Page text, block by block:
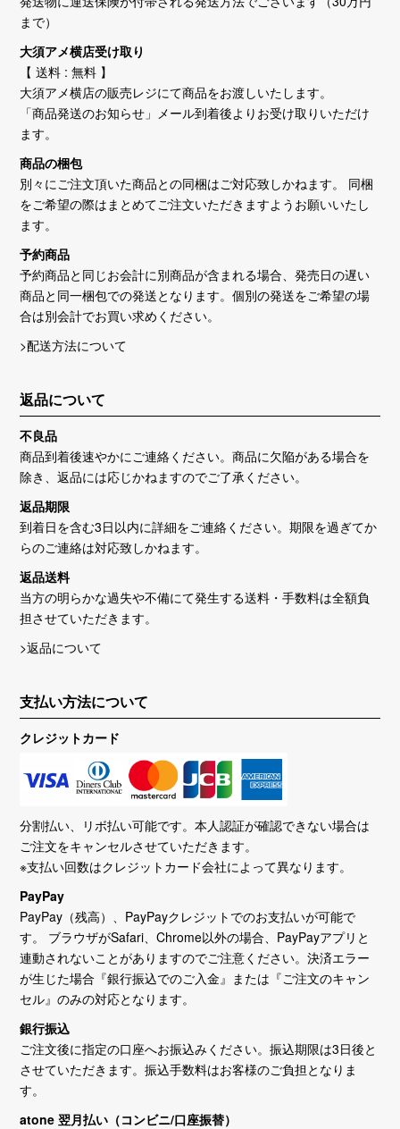
まで）
大須アメ横店受け取り
【 送料 : 無料 】
大須アメ横店の販売レジにて商品をお渡しいたします。
「商品発送のお知らせ」メール到着後よりお受け取りいただけ
ます。
商品の梱包
別々にご注文頂いた商品との同梱はご対応致しかねます。 同梱
をご希望の際はまとめてご注文いただきますようお願いいたし
ます。
予約商品
予約商品と同じお会計に別商品が含まれる場合、発売日の遅い
商品と同一梱包での発送となります。個別の発送をご希望の場
合は別会計でお買い求めください。
>配送方法について
返品について
不良品
商品到着後速やかにご連絡ください。商品に欠陥がある場合を
除き、返品には応じかねますのでご了承ください。
返品期限
到着日を含む3日以内に詳細をご連絡ください。期限を過ぎてか
らのご連絡は対応致しかねます。
返品送料
当方の明らかな過失や不備にて発生する送料・手数料は全額負
担させていただきます。
>返品について
支払い方法について
クレジットカード
分割払い、リボ払い可能です。本人認証が確認できない場合は
ご注文をキャンセルさせていただきます。
※支払い回数はクレジットカード会社によって異なります。
PayPay
PayPay（残高）、PayPayクレジットでのお支払いが可能で
す。 ブラウザがSafari、Chrome以外の場合、PayPayアプリと
連動されないことがありますのでご注意ください。決済エラー
が生じた場合『銀行振込でのご入金』または『ご注文のキャン
セル』のみの対応となります。
銀行振込
ご注文後に指定の口座へお振込みください。振込期限は3日後と
させていただきます。振込手数料はお客様のご負担となりま
す。
atone 翌月払い（コンビニ/口座振替）